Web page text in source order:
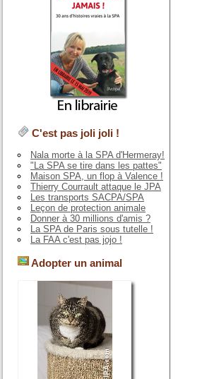
C'est pas joli joli !
Nala morte à la SPA d'Hermeray!
"La SPA se tire dans les pattes"
Maison SPA, un flop à Valence !
Thierry Courrault attaque le JPA
Les transports SACPA/SPA
Leçon de protection animale
Donner à 30 millions d'amis ?
La SPA de Paris sous tutelle !
La FAA c'est pas jojo !
Adopter un animal